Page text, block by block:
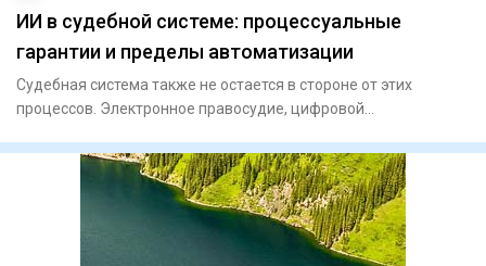
ИИ в судебной системе: процессуальные
гарантии и пределы автоматизации
Судебная система также не остается в стороне от этих
процессов. Электронное правосудие, цифровой